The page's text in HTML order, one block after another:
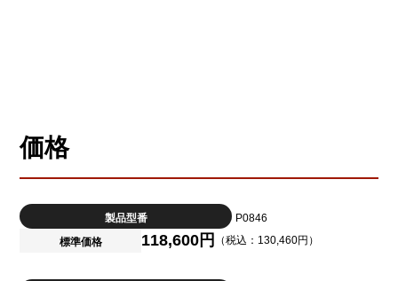
価格
製品型番
P0846
標準価格
118,600円 （税込：130,460円）